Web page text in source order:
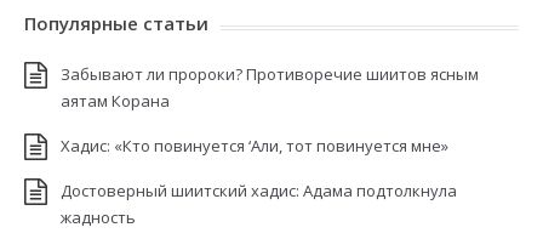
Популярные статьи
Забывают ли пророки? Противоречие шиитов ясным
аятам Корана
Хадис: «Кто повинуется ‘Али, тот повинуется мне»
Достоверный шиитский хадис: Адама подтолкнула
жадность